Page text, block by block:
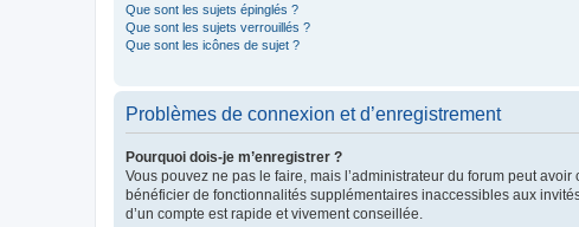
Que sont les sujets épinglés ?
Que sont les sujets verrouillés ?
Que sont les icônes de sujet ?
Problèmes de connexion et d’enregistrement
Pourquoi dois-je m’enregistrer ?
Vous pouvez ne pas le faire, mais l’administrateur du forum peut
bénéficier de fonctionnalités supplémentaires inaccessibles aux
d’un compte est rapide et vivement conseillée.